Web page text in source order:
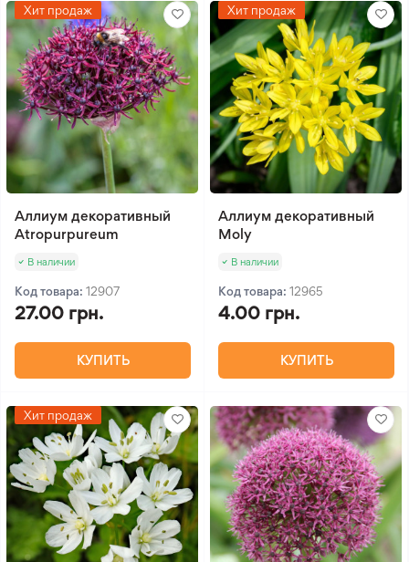
Хит продаж
Аллиум декоративный
Atropurpureum
В наличии
Код товара: 12907
27.00 грн.
КУПИТЬ
Хит продаж
Аллиум декоративный
Moly
В наличии
Код товара: 12965
4.00 грн.
КУПИТЬ
Хит продаж